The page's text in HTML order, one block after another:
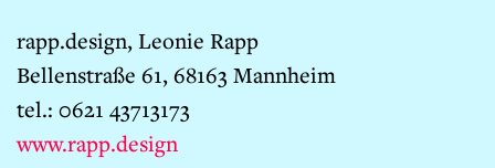
rapp.design, Leonie Rapp
Bellenstraße 61, 68163 Mannheim
tel.: 0621 43713173
www.rapp.design